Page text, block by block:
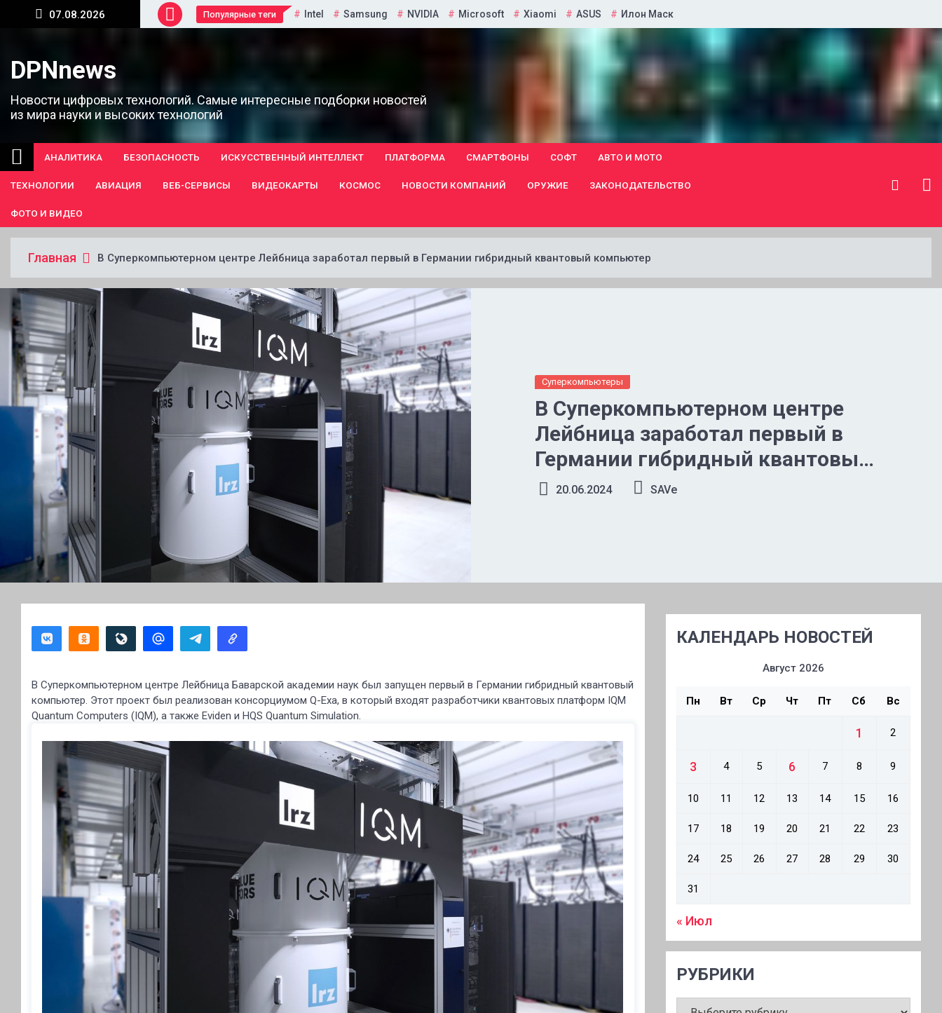
Перейти
07.08.2026 Популярные теги Intel Samsung NVIDIA Microsoft Xiaomi ASUS Илон Маск
DPNnews
Новости цифровых технологий. Самые интересные подборки новостей
из мира науки и высоких технологий
АНАЛИТИКА БЕЗОПАСНОСТЬ ИСКУССТВЕННЫЙ ИНТЕЛЛЕКТ ПЛАТФОРМА СМАРТФОНЫ СОФТ АВТО И МОТО
ТЕХНОЛОГИИ АВИАЦИЯ ВЕБ-СЕРВИСЫ ВИДЕОКАРТЫ КОСМОС НОВОСТИ КОМПАНИЙ ОРУЖИЕ ЗАКОНОДАТЕЛЬСТВО
ФОТО И ВИДЕО
Главная В Суперкомпьютерном центре Лейбница заработал первый в Германии гибридный квантовый компьютер
Суперкомпьютеры
В Суперкомпьютерном центре
Лейбница заработал первый в
Германии гибридный квантовый
компьютер
20.06.2024 SAVe
В Суперкомпьютерном центре Лейбница Баварской академии наук был запущен первый в Германии гибридный квантовый
компьютер. Этот проект был реализован консорциумом Q-Exa, в который входят разработчики квантовых платформ IQM
Quantum Computers (IQM), а также Eviden и HQS Quantum Simulation.
КАЛЕНДАРЬ НОВОСТЕЙ
Август 2026
Пн Вт Ср Чт Пт Сб Вс
1 2
3 4 5 6 7 8 9
10 11 12 13 14 15 16
17 18 19 20 21 22 23
24 25 26 27 28 29 30
31
« Июл
РУБРИКИ